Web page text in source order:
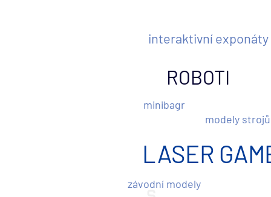
ROBOTI
interaktivní exponáty
minibagr
modely
LASER
závodní modely